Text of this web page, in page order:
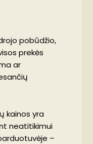
pobūdžio,
prekės
ar
kainos yra
neatitikimui
–